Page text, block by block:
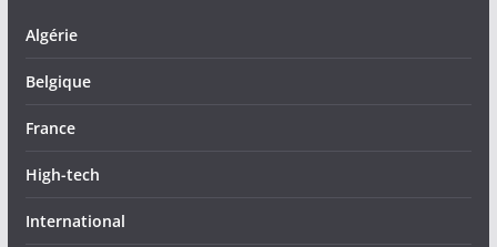
Algérie
Belgique
France
High-tech
International